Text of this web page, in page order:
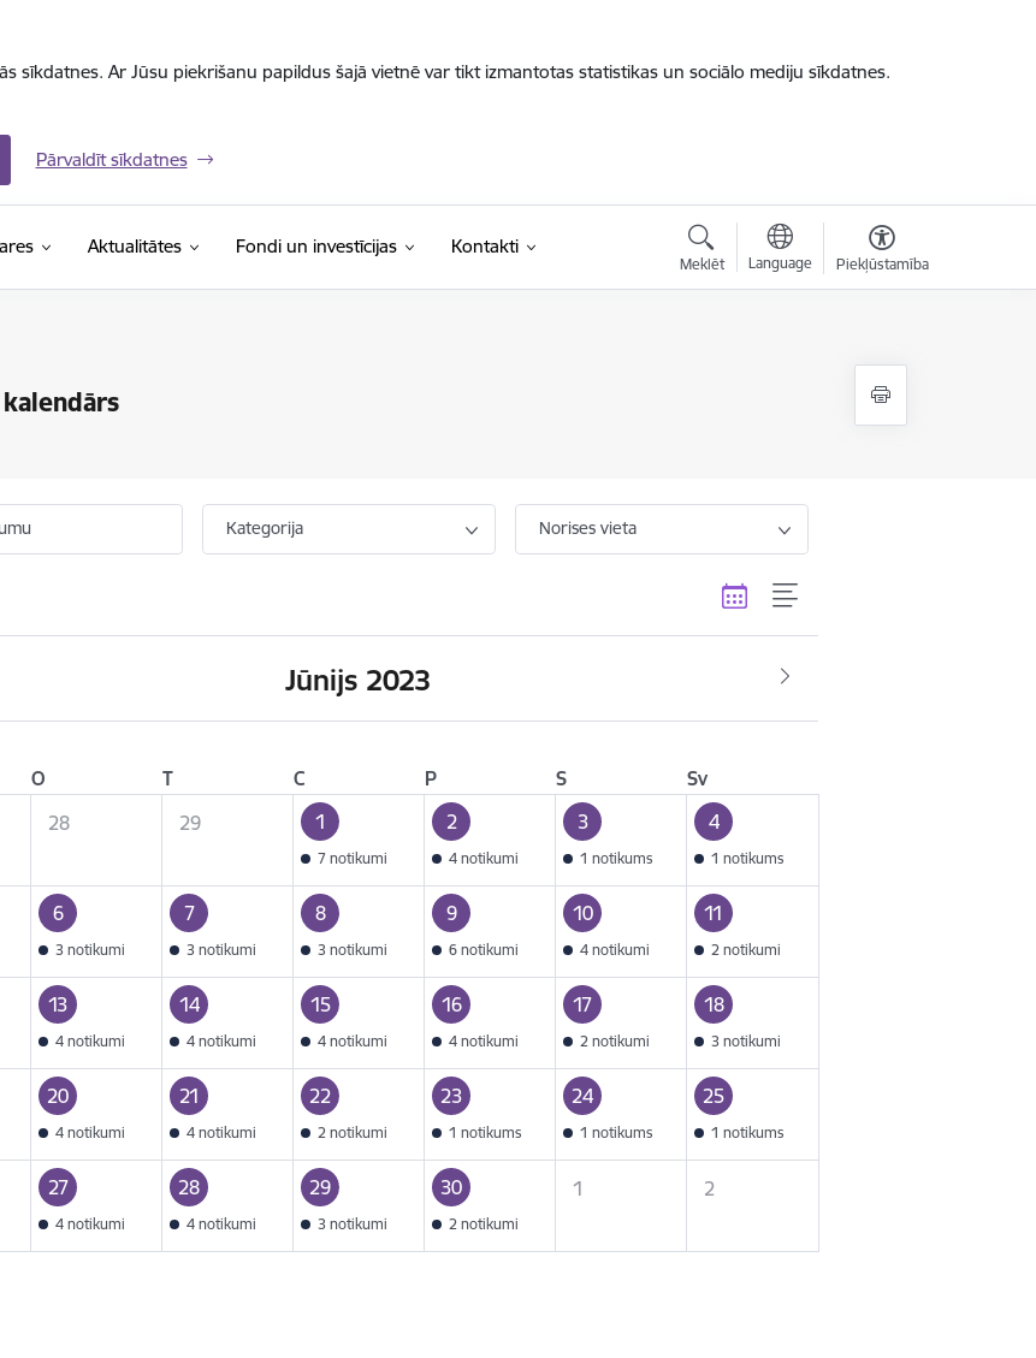
sīkdatnes. Ar Jūsu piekrišanu papildus šajā vietnē var tikt izmantotas statistikas un sociālo mediju sīkdatnes.
Pārvaldīt sīkdatnes
Aktualitātes Fondi un investīcijas Kontakti
Meklēt Language Piekļūstamība
Kategorija Norises vieta
Jūnijs 2023
O T C P S
Sv
28 29 1
7 notikumi
2
4 notikumi
3
1 notikums
4
1 notikums
6
3 notikumi
7
3 notikumi
8
3 notikumi
9
6 notikumi
10
4 notikumi
11
2 notikumi
13
4 notikumi
14
4 notikumi
15
4 notikumi
16
4 notikumi
17
2 notikumi
18
3 notikumi
20
4 notikumi
21
4 notikumi
22
2 notikumi
23
1 notikums
24
1 notikums
25
1 notikums
27
4 notikumi
28
4 notikumi
29
3 notikumi
30
2 notikumi
1 2